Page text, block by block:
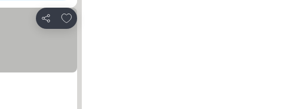
Partilhar
Adicionar aos favoritos